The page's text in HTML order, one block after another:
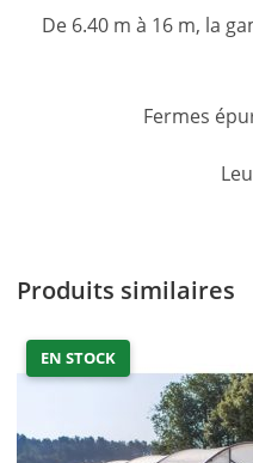
De 6.40 m à 16 m, la
Fermes
Produits similaires
EN STOCK